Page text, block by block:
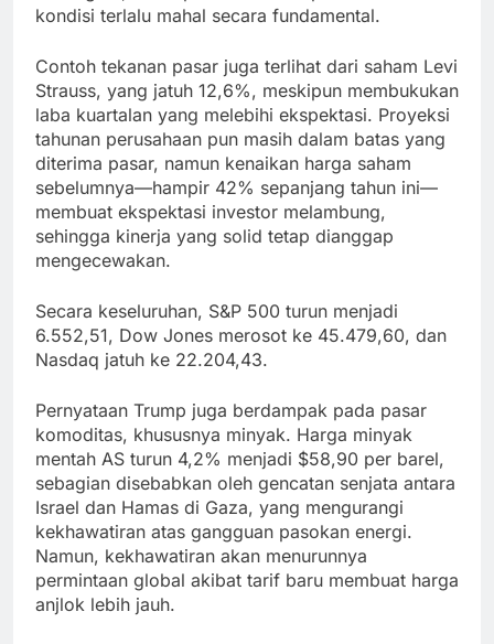
kondisi terlalu mahal secara fundamental.
Contoh tekanan pasar juga terlihat dari saham Levi
Strauss, yang jatuh 12,6%, meskipun membukukan
laba kuartalan yang melebihi ekspektasi. Proyeksi
tahunan perusahaan pun masih dalam batas yang
diterima pasar, namun kenaikan harga saham
sebelumnya—hampir 42% sepanjang tahun ini—
membuat ekspektasi investor melambung,
sehingga kinerja yang solid tetap dianggap
mengecewakan.
Secara keseluruhan, S&P 500 turun menjadi
6.552,51, Dow Jones merosot ke 45.479,60, dan
Nasdaq jatuh ke 22.204,43.
Pernyataan Trump juga berdampak pada pasar
komoditas, khususnya minyak. Harga minyak
mentah AS turun 4,2% menjadi $58,90 per barel,
sebagian disebabkan oleh gencatan senjata antara
Israel dan Hamas di Gaza, yang mengurangi
kekhawatiran atas gangguan pasokan energi.
Namun, kekhawatiran akan menurunnya
permintaan global akibat tarif baru membuat harga
anjlok lebih jauh.